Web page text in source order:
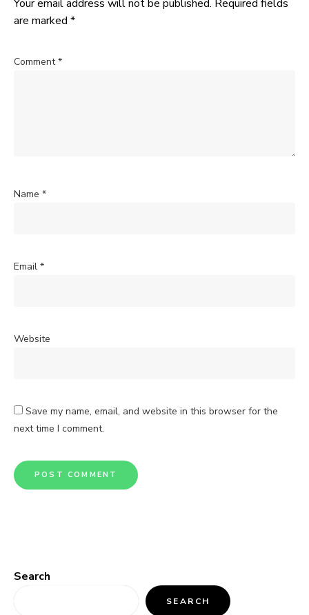
Your email address will not be published. Required fields
are marked *
Comment*
Name *
Email *
Website
Save my name, email, and website in this browser for the
next time I comment.
Search
SEARCH